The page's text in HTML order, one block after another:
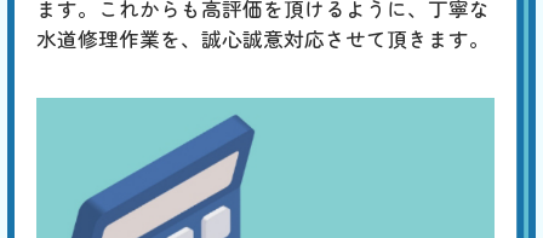
ます。これからも高評価を頂けるように、丁寧な
水道修理作業を、誠心誠意対応させて頂きます。